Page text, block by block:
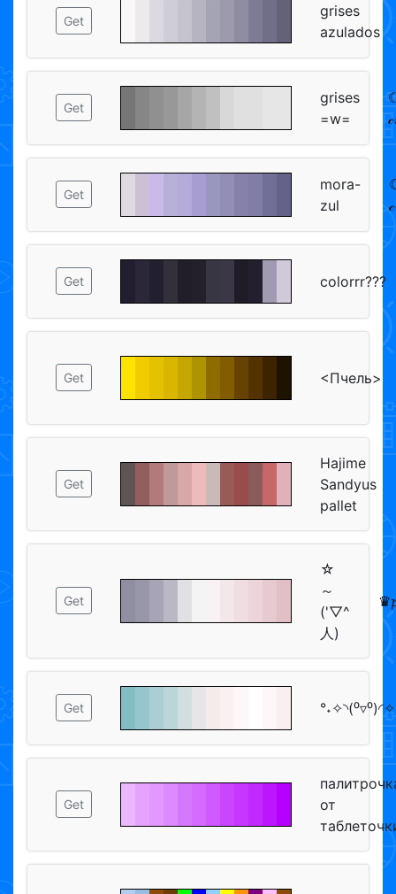
Get
grises
azulados
Get
grises
=w=
Get
mora-
zul
Get colorrr???
Get <Пчель>
Get
Hajime
Sandyus
pallet
Get
☆
～
('▽^
人)
Get
Get
от